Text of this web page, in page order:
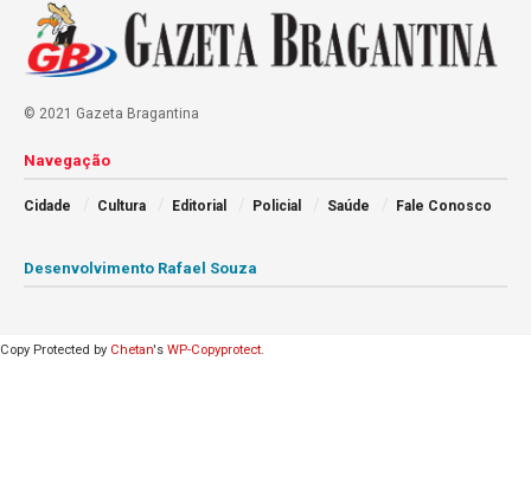
© 2021 Gazeta Bragantina
Navegação
Cidade Cultura Editorial Policial Saúde Fale Conosco
Desenvolvimento Rafael Souza
Copy Protected by Chetan's WP-Copyprotect.